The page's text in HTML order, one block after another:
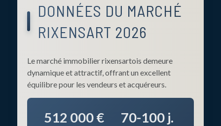
DONNÉES DU MARCHÉ
RIXENSART 2026
Le marché immobilier rixensartois demeure
dynamique et attractif, offrant un excellent
équilibre pour les vendeurs et acquéreurs.
512 000 € 70-100 j.